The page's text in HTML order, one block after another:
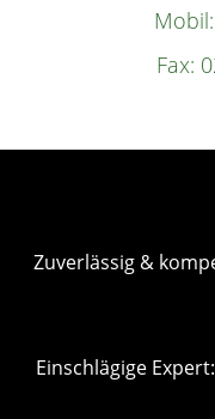
Mobil:
Fax:
Zuverlässig &
Einschlägige